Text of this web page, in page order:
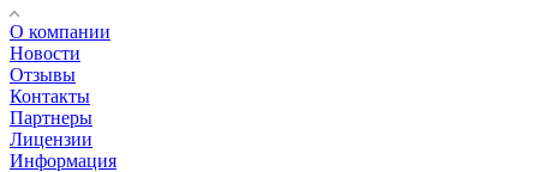
О компании
Новости
Отзывы
Контакты
Партнеры
Лицензии
Информация